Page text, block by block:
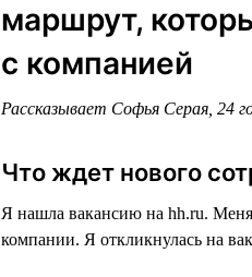
маршрут,
с компанией
Рассказывает Софья Серая, 24
Что ждет нового
Я нашла вакансию на hh.ru.
компании. Я откликнулась на